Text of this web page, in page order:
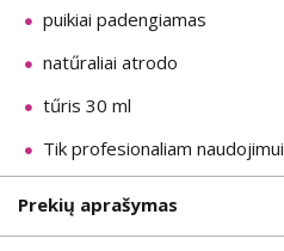
puikiai padengiamas
natűraliai atrodo
tűris 30 ml
Tik profesionaliam naudojimui
Prekių aprašymas